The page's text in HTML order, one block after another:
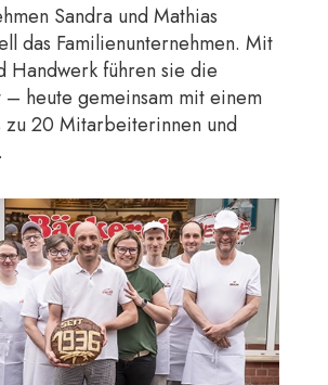
Sandra und Mathias
das Familienunternehmen. Mit
Handwerk führen sie die
heute gemeinsam mit einem
zu 20 Mitarbeiterinnen und